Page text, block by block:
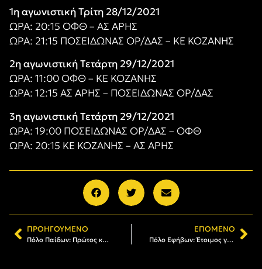
1η αγωνιστική Τρίτη 28/12/2021
ΩΡΑ: 20:15 ΟΦΘ – ΑΣ ΑΡΗΣ
ΩΡΑ: 21:15 ΠΟΣΕΙΔΩΝΑΣ ΟΡ/ΔΑΣ – ΚΕ ΚΟΖΑΝΗΣ
2η αγωνιστική Τετάρτη 29/12/2021
ΩΡΑ: 11:00 ΟΦΘ – ΚΕ ΚΟΖΑΝΗΣ
ΩΡΑ: 12:15 ΑΣ ΑΡΗΣ – ΠΟΣΕΙΔΩΝΑΣ ΟΡ/ΔΑΣ
3η αγωνιστική Τετάρτη 29/12/2021
ΩΡΑ: 19:00 ΠΟΣΕΙΔΩΝΑΣ ΟΡ/ΔΑΣ – ΟΦΘ
ΩΡΑ: 20:15 ΚΕ ΚΟΖΑΝΗΣ – ΑΣ ΑΡΗΣ
ΠΡΟΗΓΟΎΜΕΝΟ
Πόλο Παίδων: Πρώτος και αήττητος ο ΑΡΗΣ
ΕΠΌΜΕΝΟ
Πόλο Εφήβων: Έτοιμος για τη «μάχη» της β’ φάσης ο ΑΡΗΣ